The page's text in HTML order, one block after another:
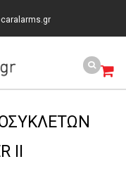
II